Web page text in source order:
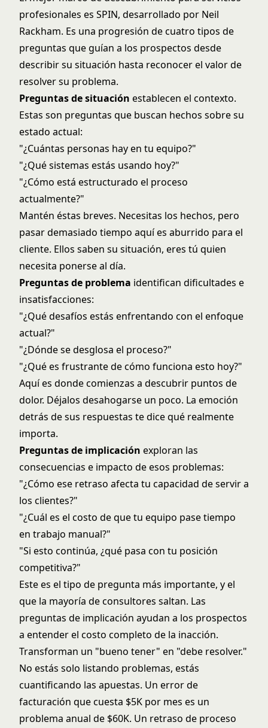
profesionales es SPIN, desarrollado por Neil
Rackham. Es una progresión de cuatro tipos de
preguntas que guían a los prospectos desde
describir su situación hasta reconocer el valor de
resolver su problema.
Preguntas de situación establecen el contexto.
Estas son preguntas que buscan hechos sobre su
estado actual:
"¿Cuántas personas hay en tu equipo?"
"¿Qué sistemas estás usando hoy?"
"¿Cómo está estructurado el proceso
actualmente?"
Mantén éstas breves. Necesitas los hechos, pero
pasar demasiado tiempo aquí es aburrido para el
cliente. Ellos saben su situación, eres tú quien
necesita ponerse al día.
Preguntas de problema identifican dificultades e
insatisfacciones:
"¿Qué desafíos estás enfrentando con el enfoque
actual?"
"¿Dónde se desglosa el proceso?"
"¿Qué es frustrante de cómo funciona esto hoy?"
Aquí es donde comienzas a descubrir puntos de
dolor. Déjalos desahogarse un poco. La emoción
detrás de sus respuestas te dice qué realmente
importa.
Preguntas de implicación exploran las
consecuencias e impacto de esos problemas:
"¿Cómo ese retraso afecta tu capacidad de servir a
los clientes?"
"¿Cuál es el costo de que tu equipo pase tiempo
en trabajo manual?"
"Si esto continúa, ¿qué pasa con tu posición
competitiva?"
Este es el tipo de pregunta más importante, y el
que la mayoría de consultores saltan. Las
preguntas de implicación ayudan a los prospectos
a entender el costo completo de la inacción.
Transforman un "bueno tener" en "debe resolver."
No estás solo listando problemas, estás
cuantificando las apuestas. Un error de
facturación que cuesta $5K por mes es un
problema anual de $60K. Un retraso de proceso